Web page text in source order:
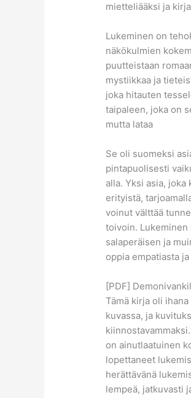
mietteliääksi ja
Lukeminen on
näkökulmien
puutteistaan
mystiikkaa ja
joka hitauten
taipaleen, joka on
mutta lataa
Se oli suomeksi
pintapuolisesti
alla. Yksi asia,
erityistä,
voinut välttää
toivoin. Lukeminen
salaperäisen ja
oppia empatiasta
[PDF]
Tämä kirja oli
kuvassa, ja
on ainutlaatuinen
lopettaneet
herättävänä
lempeä, jatkuvasti